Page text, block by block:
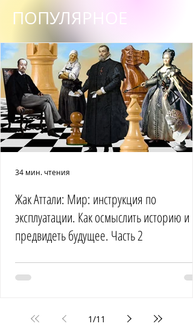
ПОПУЛЯРНОЕ
Жак Аттали: Мир: инструкция по
эксплуатации. Как осмыслить историю и
предвидеть будущее. Часть 2
34 мин. чтения
1/11